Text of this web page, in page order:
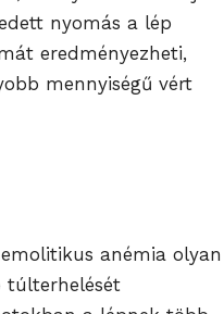
nyomás a lép
eredményezheti,
mennyiségű vért
anémia olyan
túlterhelését